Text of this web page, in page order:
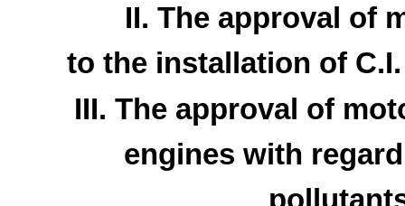
II. The approval of
to the installation of
III. The approval of
engines with